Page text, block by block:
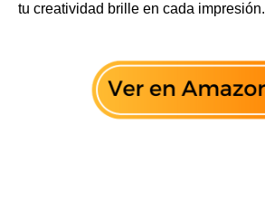
tu creatividad brille en cada impresión.